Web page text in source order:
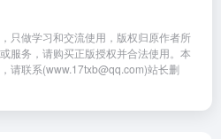
只做学习和交流使用，版权归原作者所
服务，请购买正版授权并合法使用。本
请联系(www.17txb@qq.com)站长删